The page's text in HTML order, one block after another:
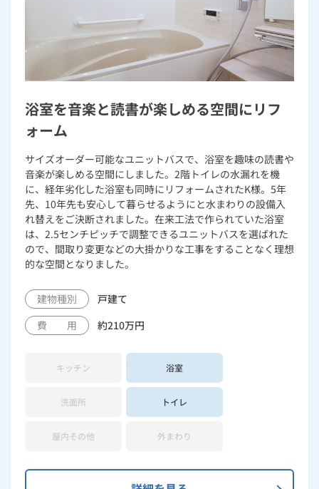
浴室を音楽と読書が楽しめる空間にリフ
ォーム
サイズオーダー可能なユニットバスで、浴室を趣味の読書や
音楽が楽しめる空間にしました。2階トイレの水漏れを機
に、経年劣化した浴室も同時にリフォームされたK様。5年
先、10年先も安心して暮らせるようにと水まわりの設備入
れ替えをご決断されました。在来工法で作られていた浴室
は、2.5センチピッチで調整できるユニットバスを選ばれた
ので、間取り変更などの大掛かりな工事をすることなく理想
的な空間となりました。
建物種別
戸建て
費 用
約210万円
キッチン 浴室
洗面所 トイレ
屋内その他 外まわり